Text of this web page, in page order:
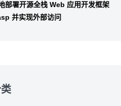
部署开源全栈 Web 应用开发框架
并实现外部访问